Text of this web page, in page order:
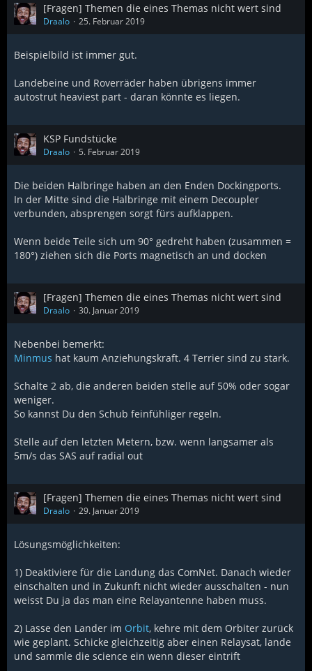
[Fragen] Themen die eines Themas nicht wert sind
Draalo 25. Februar 2019
Beispielbild ist immer gut.
Landebeine und Roverräder haben übrigens immer
autostrut heaviest part - daran könnte es liegen.
KSP Fundstücke
Draalo 5. Februar 2019
Die beiden Halbringe haben an den Enden Dockingports.
In der Mitte sind die Halbringe mit einem Decoupler
verbunden, absprengen sorgt fürs aufklappen.
Wenn beide Teile sich um 90° gedreht haben (zusammen =
180°) ziehen sich die Ports magnetisch an und docken
[Fragen] Themen die eines Themas nicht wert sind
Draalo 30. Januar 2019
Nebenbei bemerkt:
Minmus hat kaum Anziehungskraft. 4 Terrier sind zu stark.
Schalte 2 ab, die anderen beiden stelle auf 50% oder sogar
weniger.
So kannst Du den Schub feinfühliger regeln.
Stelle auf den letzten Metern, bzw. wenn langsamer als
5m/s das SAS auf radial out
[Fragen] Themen die eines Themas nicht wert sind
Draalo 29. Januar 2019
Lösungsmöglichkeiten:
1) Deaktiviere für die Landung das ComNet. Danach wieder
einschalten und in Zukunft nicht wieder ausschalten - nun
weisst Du ja das man eine Relayantenne haben muss.
2) Lasse den Lander im Orbit, kehre mit dem Orbiter zurück
wie geplant. Schicke gleichzeitig aber einen Relaysat, lande
und sammle die science ein wenn dieser eintrift